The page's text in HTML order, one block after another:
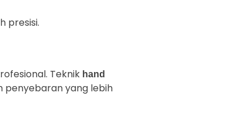
presisi.
Teknik hand
penyebaran yang lebih